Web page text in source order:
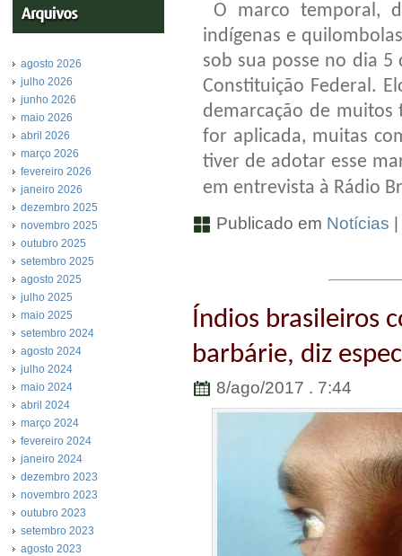
agosto 2026
julho 2026
junho 2026
maio 2026
abril 2026
março 2026
fevereiro 2026
janeiro 2026
dezembro 2025
novembro 2025
outubro 2025
setembro 2025
agosto 2025
julho 2025
maio 2025
setembro 2024
agosto 2024
julho 2024
maio 2024
abril 2024
março 2024
fevereiro 2024
janeiro 2024
dezembro 2023
novembro 2023
outubro 2023
setembro 2023
agosto 2023
O marco temporal,
indígenas e
sob sua posse no dia
Constituição Federal.
demarcação de muitos
for aplicada, muitas
tiver de adotar esse
em entrevista à Rádio
Publicado em Notícias
Índios brasileiros
barbárie, diz
8/ago/2017 . 7:44